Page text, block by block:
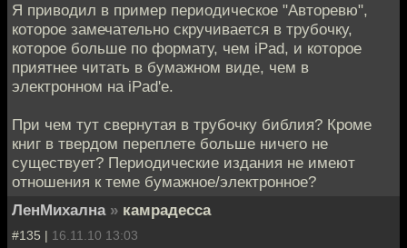
Я приводил в пример периодическое "Авторевю",
которое замечательно скручивается в трубочку,
которое больше по формату, чем iPad, и которое
приятнее читать в бумажном виде, чем в
электронном на iPad'e.
При чем тут свернутая в трубочку библия? Кроме
книг в твердом переплете больше ничего не
существует? Периодические издания не имеют
отношения к теме бумажное/электронное?
ЛенМихална » камрадесса
#135 | 16.11.10 13:03